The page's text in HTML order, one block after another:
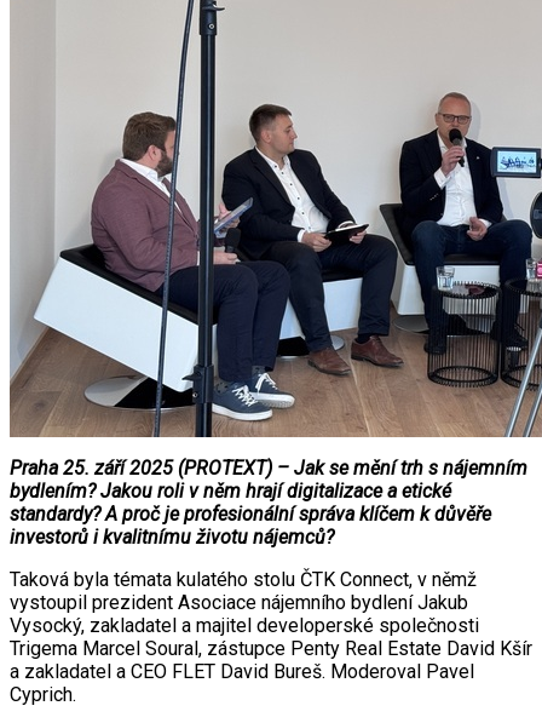
Praha 25. září 2025 (PROTEXT) – Jak se mění trh s nájemním
bydlením? Jakou roli v něm hrají digitalizace a etické
standardy? A proč je profesionální správa klíčem k důvěře
investorů i kvalitnímu životu nájemců?
Taková byla témata kulatého stolu ČTK Connect, v němž
vystoupil prezident Asociace nájemního bydlení Jakub
Vysocký, zakladatel a majitel developerské společnosti
Trigema Marcel Soural, zástupce Penty Real Estate David Kšír
a zakladatel a CEO FLET David Bureš. Moderoval Pavel
Cyprich.